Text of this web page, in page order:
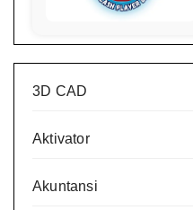
3D CAD
Aktivator
Akuntansi